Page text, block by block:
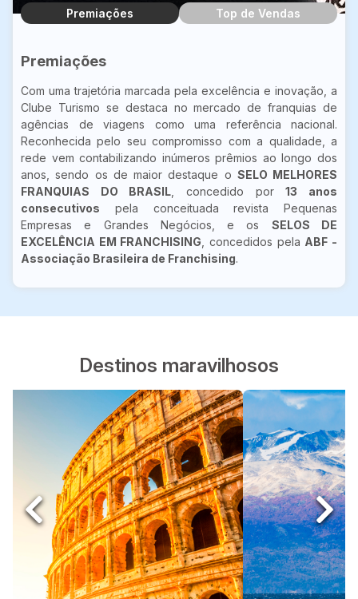
Premiações Top de Vendas
Premiações
Com uma trajetória marcada pela excelência e inovação, a
Clube Turismo se destaca no mercado de franquias de
agências de viagens como uma referência nacional.
Reconhecida pelo seu compromisso com a qualidade, a
rede vem contabilizando inúmeros prêmios ao longo dos
anos, sendo os de maior destaque o SELO MELHORES
FRANQUIAS DO BRASIL, concedido por13 anos
consecutivos pela conceituada revista Pequenas
Empresas e Grandes Negócios, e os SELOS DE
EXCELÊNCIA EM FRANCHISING, concedidos pela ABF -
Associação Brasileira de Franchising.
Destinos maravilhosos